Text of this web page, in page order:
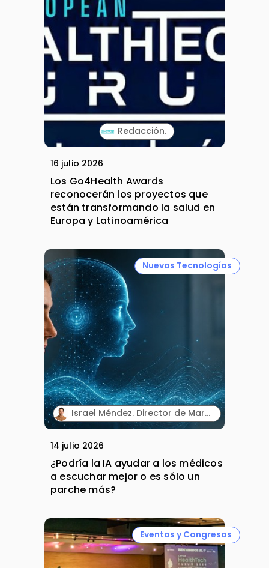
Redacción.
16 julio 2026
Los Go4Health Awards
reconocerán los proyectos que
están transformando la salud en
Europa y Latinoamérica
Nuevas Tecnologías
Israel Méndez. Director de Marketing Integrado. Plaud España.
14 julio 2026
¿Podría la IA ayudar a los médicos
a escuchar mejor o es sólo un
parche más?
Eventos y Congresos